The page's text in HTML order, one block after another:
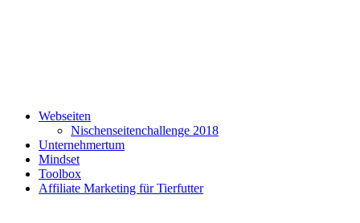
Webseiten
Nischenseitenchallenge 2018
Unternehmertum
Mindset
Toolbox
Affiliate Marketing für Tierfutter